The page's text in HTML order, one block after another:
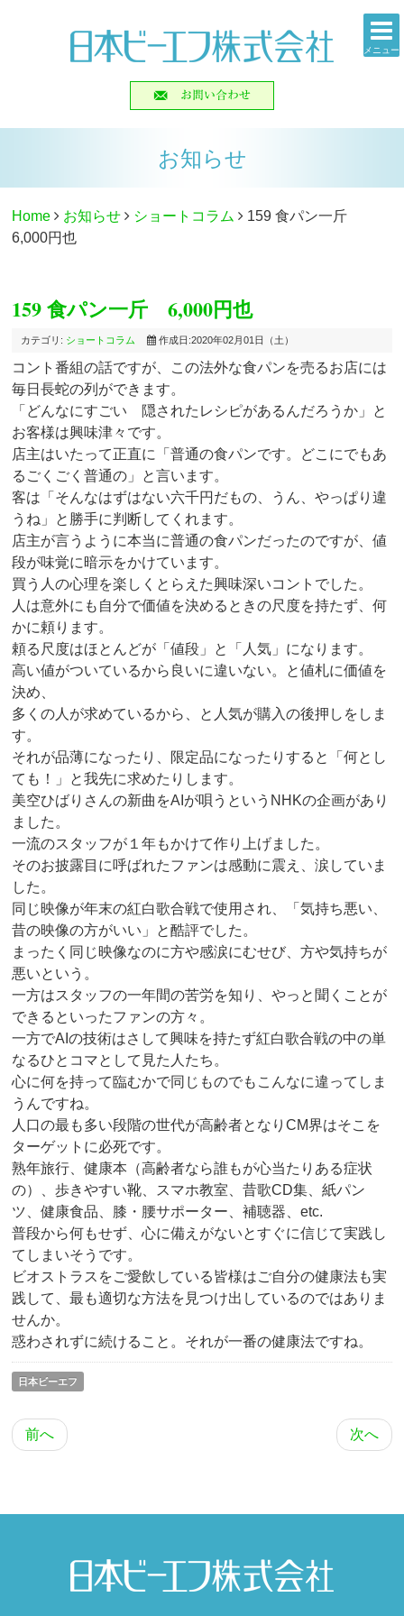
メニュー
お知らせ
Home お知らせ ショートコラム
159 食パン一斤
6,000円也
159 食パン一斤 6,000円也
カテゴリ: ショートコラム 作成日:2020年02月01日（土）
コント番組の話ですが、この法外な食パンを売るお店には
毎日長蛇の列ができます。
「どんなにすごい 隠されたレシピがあるんだろうか」と
お客様は興味津々です。
店主はいたって正直に「普通の食パンです。どこにでもあ
るごくごく普通の」と言います。
客は「そんなはずはない六千円だもの、うん、やっぱり違
うね」と勝手に判断してくれます。
店主が言うように本当に普通の食パンだったのですが、値
段が味覚に暗示をかけています。
買う人の心理を楽しくとらえた興味深いコントでした。
人は意外にも自分で価値を決めるときの尺度を持たず、何
かに頼ります。
頼る尺度はほとんどが「値段」と「人気」になります。
高い値がついているから良いに違いない。と値札に価値を
決め、
多くの人が求めているから、と人気が購入の後押しをしま
す。
それが品薄になったり、限定品になったりすると「何とし
ても！」と我先に求めたりします。
美空ひばりさんの新曲をAIが唄うというNHKの企画があり
ました。
一流のスタッフが１年もかけて作り上げました。
そのお披露目に呼ばれたファンは感動に震え、涙していま
した。
同じ映像が年末の紅白歌合戦で使用され、「気持ち悪い、
昔の映像の方がいい」と酷評でした。
まったく同じ映像なのに方や感涙にむせび、方や気持ちが
悪いという。
一方はスタッフの一年間の苦労を知り、やっと聞くことが
できるといったファンの方々。
一方でAIの技術はさして興味を持たず紅白歌合戦の中の単
なるひとコマとして見た人たち。
心に何を持って臨むかで同じものでもこんなに違ってしま
うんですね。
人口の最も多い段階の世代が高齢者となりCM界はそこを
ターゲットに必死です。
熟年旅行、健康本（高齢者なら誰もが心当たりある症状
の）、歩きやすい靴、スマホ教室、昔歌CD集、紙パン
ツ、健康食品、膝・腰サポーター、補聴器、etc.
普段から何もせず、心に備えがないとすぐに信じて実践し
てしまいそうです。
ビオストラスをご愛飲している皆様はご自分の健康法も実
践して、最も適切な方法を見つけ出しているのではありま
せんか。
惑わされずに続けること。それが一番の健康法ですね。
日本ビーエフ
前へ 次へ